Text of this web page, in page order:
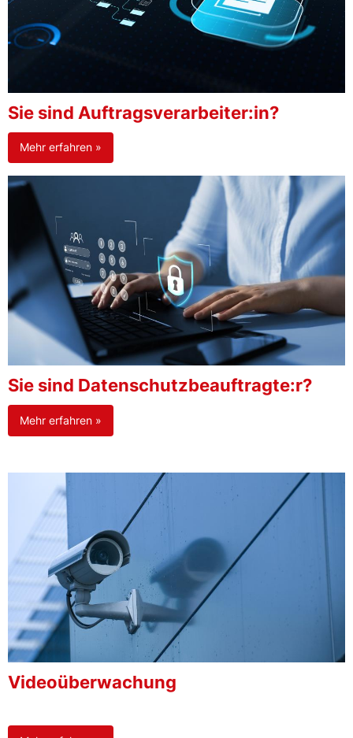
Sie sind Auftragsverarbeiter:in?
Mehr erfahren »
Sie sind Datenschutzbeauftragte:r?
Mehr erfahren »
Videoüberwachung